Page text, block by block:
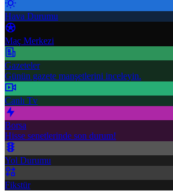
Hava Durumu
Maç Merkezi
Gazeteler
Günün gazete manşetlerini inceleyin.
Canlı Tv
Borsa
Hisse senetlerinde son durum!
Yol Durumu
Fikstür